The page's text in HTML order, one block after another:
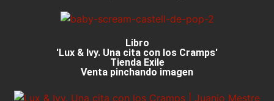
Libro
'Lux & Ivy. Una cita con los Cramps'
Tienda Exile
Venta pinchando imagen